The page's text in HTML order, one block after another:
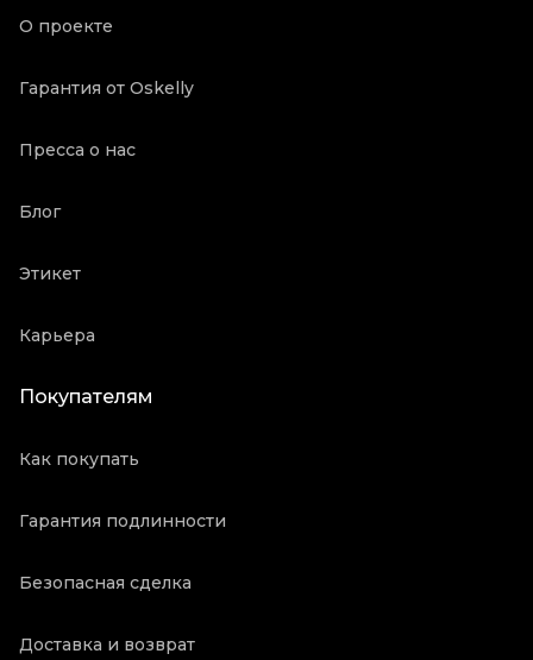
О проекте
Гарантия от Oskelly
Пресса о нас
Блог
Этикет
Карьера
Покупателям
Как покупать
Гарантия подлинности
Безопасная сделка
Доставка и возврат